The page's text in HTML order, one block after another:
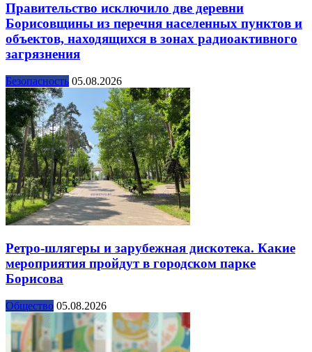
Правительство исключило две деревни
Борисовщины из перечня населенных пунктов и
объектов, находящихся в зонах радиоактивного
загрязнения
Безопасность 05.08.2026
Ретро-шлягеры и зарубежная дискотека. Какие
мероприятия пройдут в городском парке
Борисова
Общество 05.08.2026